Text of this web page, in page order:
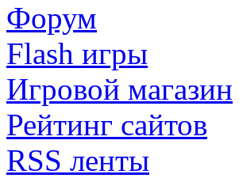
Форум
Flash игры
Игровой магазин
Рейтинг сайтов
RSS ленты